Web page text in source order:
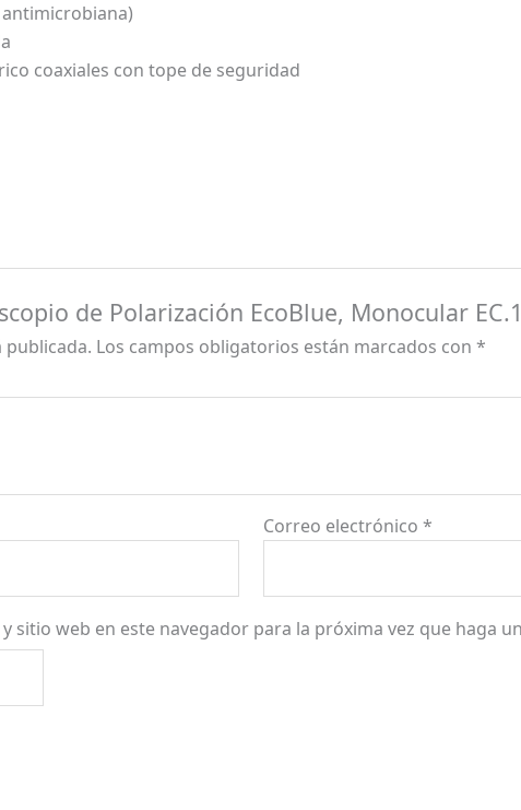
coaxiales con tope de seguridad
de Polarización EcoBlue, Monocular
Los campos obligatorios están marcados con *
Correo electrónico *
sitio web en este navegador para la próxima vez que haga